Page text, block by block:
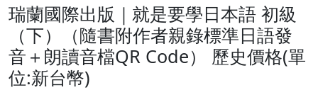
瑞蘭國際出版｜就是要學日本語 初級
（下）（隨書附作者親錄標準日語發
音＋朗讀音檔QR Code） 歷史價格(單
位:新台幣)